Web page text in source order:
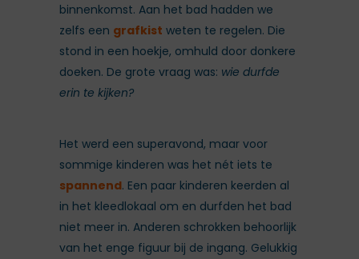
binnenkomst. Aan het bad hadden we
zelfs een grafkist weten te regelen. Die
stond in een hoekje, omhuld door donkere
doeken. De grote vraag was: wie durfde
erin te kijken?
Het werd een superavond, maar voor
sommige kinderen was het nét iets te
spannend. Een paar kinderen keerden al
in het kleedlokaal om en durfden het bad
niet meer in. Anderen schrokken behoorlijk
van het enge figuur bij de ingang. Gelukkig